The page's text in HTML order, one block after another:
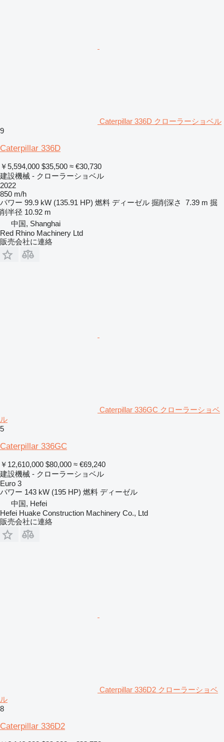
Caterpillar 336D クローラーショベル
9
Caterpillar 336D
￥5,594,000 $35,500 ≈ €30,730
建設機械 - クローラーショベル
2022
850 m/h
パワー 99.9 kW (135.91 HP) 燃料 ディーゼル 掘削深さ 7.39 m 掘
削半径 10.92 m
中国, Shanghai
Red Rhino Machinery Ltd
販売会社に連絡
Caterpillar 336GC クローラーショベ
ル
5
Caterpillar 336GC
￥12,610,000 $80,000 ≈ €69,240
建設機械 - クローラーショベル
Euro 3
パワー 143 kW (195 HP) 燃料 ディーゼル
中国, Hefei
Hefei Huake Construction Machinery Co., Ltd
販売会社に連絡
Caterpillar 336D2 クローラーショベ
ル
8
Caterpillar 336D2